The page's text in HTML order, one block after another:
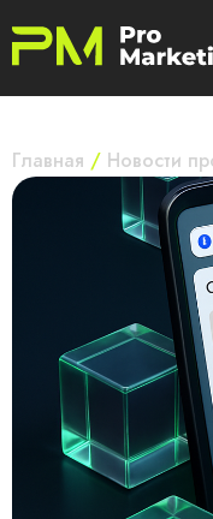
Главная / Новости